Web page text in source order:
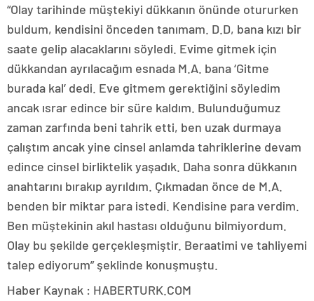
“Olay tarihinde müştekiyi dükkanın önünde otururken
buldum, kendisini önceden tanımam. D.D, bana kızı bir
saate gelip alacaklarını söyledi. Evime gitmek için
dükkandan ayrılacağım esnada M.A. bana ‘Gitme
burada kal’ dedi. Eve gitmem gerektiğini söyledim
ancak ısrar edince bir süre kaldım. Bulunduğumuz
zaman zarfında beni tahrik etti, ben uzak durmaya
çalıştım ancak yine cinsel anlamda tahriklerine devam
edince cinsel birliktelik yaşadık. Daha sonra dükkanın
anahtarını bırakıp ayrıldım. Çıkmadan önce de M.A.
benden bir miktar para istedi. Kendisine para verdim.
Ben müştekinin akıl hastası olduğunu bilmiyordum.
Olay bu şekilde gerçekleşmiştir. Beraatimi ve tahliyemi
talep ediyorum” şeklinde konuşmuştu.
Haber Kaynak : HABERTURK.COM